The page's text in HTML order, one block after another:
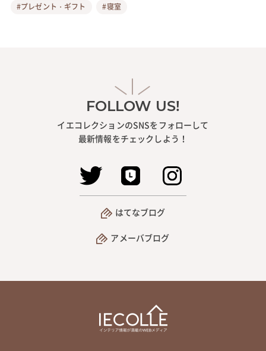
#プレゼント・ギフト
#寝室
FOLLOW US!
イエコレクションのSNSをフォローして
最新情報をチェックしよう！
はてなブログ
アメーバブログ